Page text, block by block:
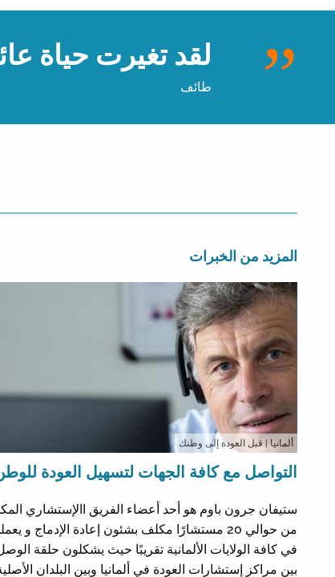
لقد تغيرت حياة
طائف
المزيد من الخبرات
ألمانيا| قبل العودة إلى وطنك
التواصل مع كافة الجهات لتسهيل العودة
ستيفان جرون باوم هو أحد أعضاء الفريق االإستشاري
من حوالي 20 مستشارًا مكلف بشئون إعادة الإدماج و
في كافة الولايات الألمانية تقريبًا حيث يشكلون حلقة
بين مراكز إستشارات العودة في ألمانيا وبين البلدان